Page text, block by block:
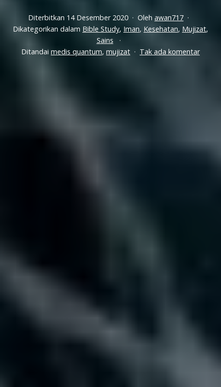
Diterbitkan 14 Desember 2020 Oleh awan717
Dikategorikan dalam Bible Study, Iman, Kesehatan, Mujizat,
Sains
Ditandai medis quantum, mujizat Tak ada komentarpada